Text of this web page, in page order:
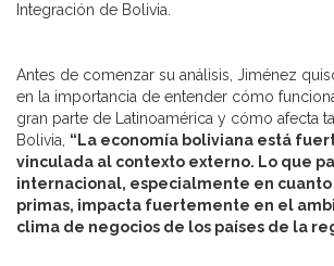
Integración de Bolivia.
Antes de comenzar su análisis, Jiménez
en la importancia de entender cómo
gran parte de Latinoamérica y cómo afecta
Bolivia, “La economía boliviana está
vinculada al contexto externo. Lo que
internacional, especialmente en
primas, impacta fuertemente en el
clima de negocios de los países de la